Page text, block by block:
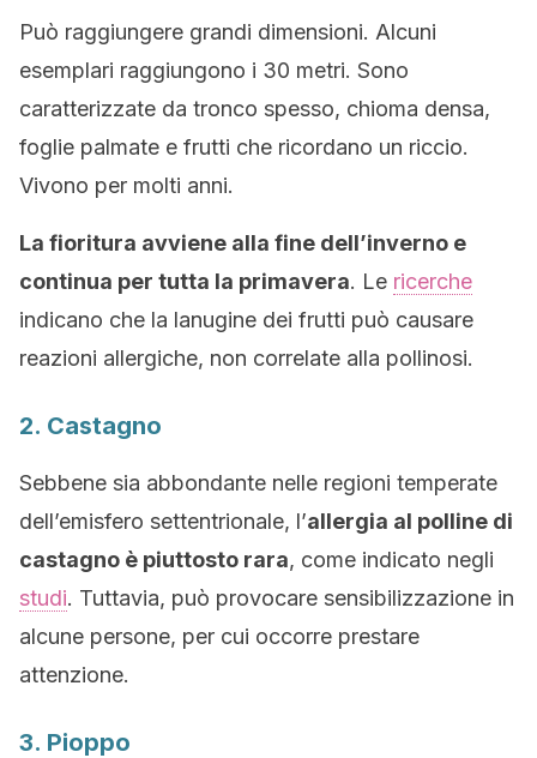
Può raggiungere grandi dimensioni. Alcuni
esemplari raggiungono i 30 metri. Sono
caratterizzate da tronco spesso, chioma densa,
foglie palmate e frutti che ricordano un riccio.
Vivono per molti anni.
La fioritura avviene alla fine dell’inverno e
continua per tutta la primavera. Le ricerche
indicano che la lanugine dei frutti può causare
reazioni allergiche, non correlate alla pollinosi.
2. Castagno
Sebbene sia abbondante nelle regioni temperate
dell’emisfero settentrionale, l’allergia al polline di
castagno è piuttosto rara, come indicato negli
studi. Tuttavia, può provocare sensibilizzazione in
alcune persone, per cui occorre prestare
attenzione.
3. Pioppo